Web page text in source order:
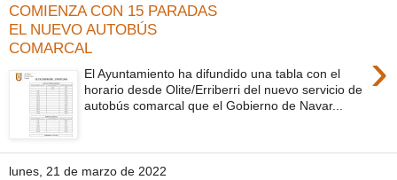
COMIENZA CON 15 PARADAS
EL NUEVO AUTOBÚS
COMARCAL
›
El Ayuntamiento ha difundido una tabla con el
horario desde Olite/Erriberri del nuevo servicio de
autobús comarcal que el Gobierno de Navar...
lunes, 21 de marzo de 2022